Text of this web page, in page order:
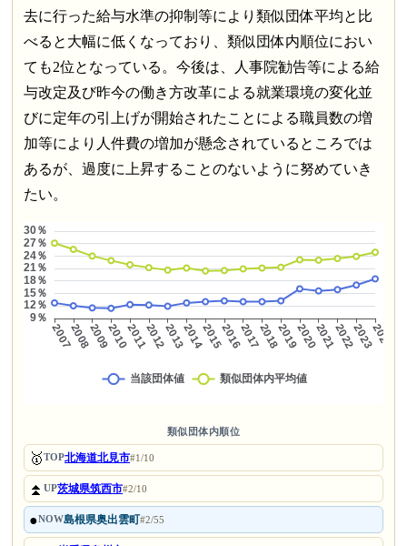
去に行った給与水準の抑制等により類似団体平均と比
べると大幅に低くなっており、類似団体内順位におい
ても2位となっている。今後は、人事院勧告等による給
与改定及び昨今の働き方改革による就業環境の変化並
びに定年の引上げが開始されたことによる職員数の増
加等により人件費の増加が懸念されているところでは
あるが、過度に上昇することのないように努めていき
たい。
類似団体内順位
🥇TOP北海道北見市#1/10
⏫UP茨城県筑西市#2/10
●NOW島根県奥出雲町#2/55